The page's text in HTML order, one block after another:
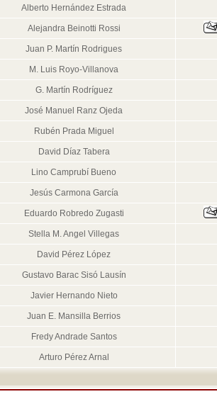
Alberto Hernández Estrada
Alejandra Beinotti Rossi
Juan P. Martín Rodrigues
M. Luis Royo-Villanova
G. Martín Rodríguez
José Manuel Ranz Ojeda
Rubén Prada Miguel
David Díaz Tabera
Lino Camprubí Bueno
Jesús Carmona García
Eduardo Robredo Zugasti
Stella M. Angel Villegas
David Pérez López
Gustavo Barac Sisó Lausín
Javier Hernando Nieto
Juan E. Mansilla Berrios
Fredy Andrade Santos
Arturo Pérez Arnal